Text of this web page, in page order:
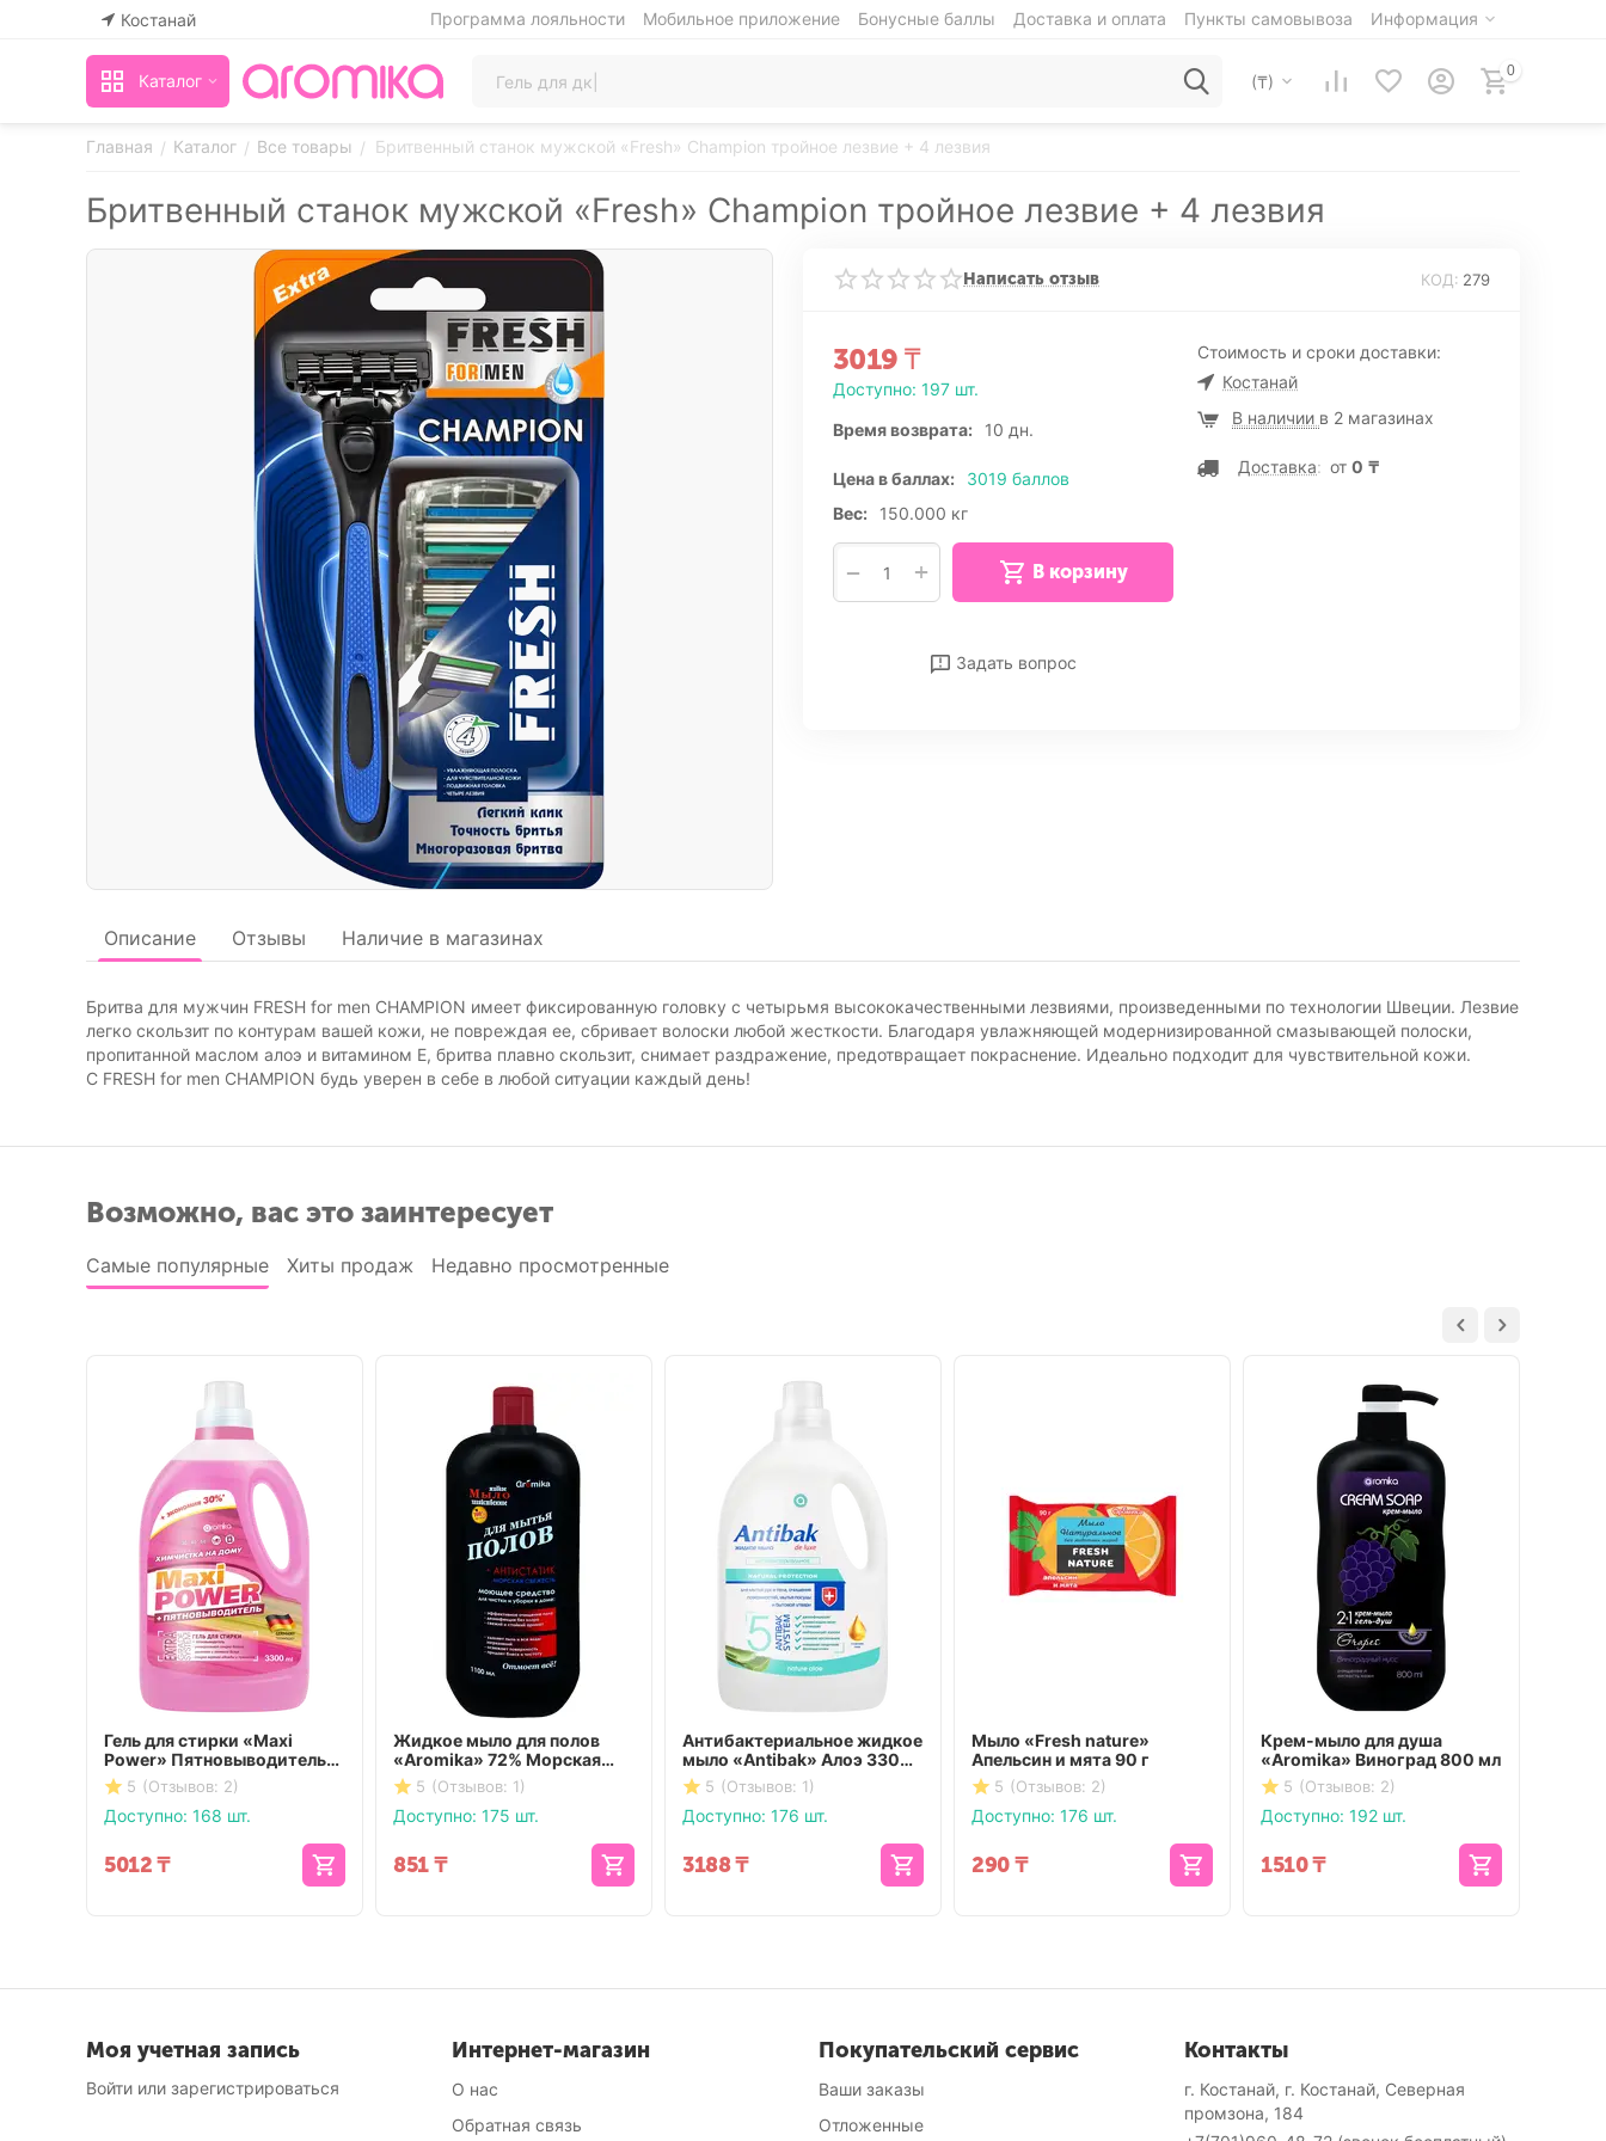
Костанай Программа лояльности Мобильное приложение Бонусные баллы Доставка и оплата Пункты самовывоза Информация
Каталог (₸)
0
Главная / Каталог / Все товары / Бритвенный станок мужской «Fresh» Champion тройное лезвие + 4 лезвия
Бритвенный станок мужской «Fresh» Champion тройное лезвие + 4 лезвия
Написать отзыв КОД: 279
3019 ₸
Доступно: 197 шт.
Время возврата: 10 дн.
Цена в баллах:
3019 баллов
Вес:
150.000 кг
+
− В корзину
Задать вопрос
Стоимость и сроки доставки:
Костанай
В наличии в 2 магазинах
Доставка: от 0 ₸
Описание Отзывы Наличие в магазинах
Бритва для мужчин FRESH for men CHAMPION имеет фиксированную головку с четырьмя высококачественными лезвиями, произведенными по технологии Швеции. Лезвие
легко скользит по контурам вашей кожи, не повреждая ее, сбривает волоски любой жесткости. Благодаря увлажняющей модернизированной смазывающей полоски,
пропитанной маслом алоэ и витамином Е, бритва плавно скользит, снимает раздражение, предотвращает покраснение. Идеально подходит для чувствительной кожи.
C FRESH for men CHAMPION будь уверен в себе в любой ситуации каждый день!
Возможно, вас это заинтересует
Самые популярные Хиты продаж Недавно просмотренные
Гель для стирки «Maxi
Power» Пятновыводитель
3300 мл
5 (Отзывов: 2)
Доступно: 168 шт.
5012₸
Жидкое мыло для полов
«Aromika» 72% Морская
свежесть 1100 мл
5 (Отзывов: 1)
Доступно: 175 шт.
851₸
Антибактериальное жидкое
мыло «Antibak» Алоэ 3300
мл 5 (Отзывов: 1)
Доступно: 176 шт.
3188₸
Мыло «Fresh nature»
Апельсин и мята 90 г
5 (Отзывов: 2)
Доступно: 176 шт.
290₸
Крем-мыло для душа
«Aromika» Виноград 800 мл
5 (Отзывов: 2)
Доступно: 192 шт.
1510₸
Моя учетная запись
Войти или зарегистрироваться
Интернет-магазин
О нас
Обратная связь
Покупательский сервис
Ваши заказы
Отложенные
Контакты
г. Костанай, г. Костанай, Северная
промзона, 184